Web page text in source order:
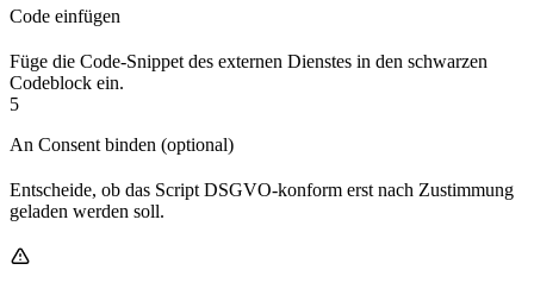
Code einfügen
Füge die Code-Snippet des externen Dienstes in den schwarzen
Codeblock ein.
5
An Consent binden (optional)
Entscheide, ob das Script DSGVO-konform erst nach Zustimmung
geladen werden soll.